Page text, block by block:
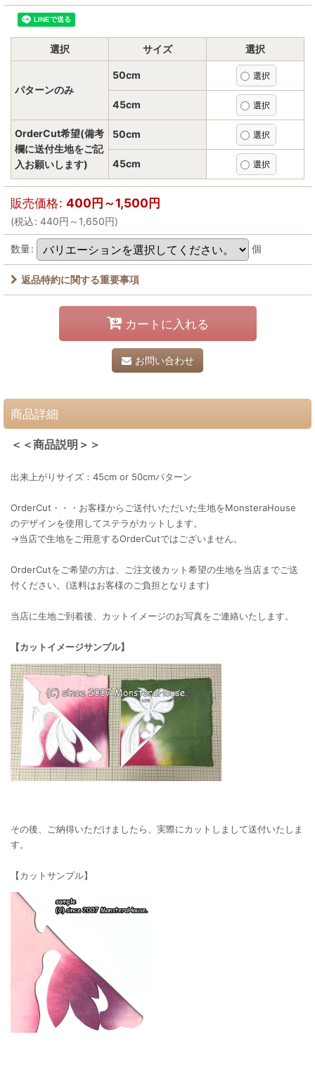
選択 サイズ 選択
パターンのみ
50cm
45cm
OrderCut希望(備考
欄に送付生地をご記
入お願いします)
50cm
45cm
販売価格: 400円～1,500円
(税込: 440円 ～1,650円)
数量: 個
返品特約に関する重要事項
カートに入れる
お問い合わせ
商品詳細
＜＜商品説明＞＞
出来上がりサイズ：45cm or 50cmパターン
OrderCut・・・お客様からご送付いただいた生地をMonsteraHouse
のデザインを使用してステラがカットします。
→当店で生地をご用意するOrderCutではございません。
OrderCutをご希望の方は、ご注文後カット希望の生地を当店までご送
付ください。(送料はお客様のご負担となります)
当店に生地ご到着後、カットイメージのお写真をご連絡いたします。
【カットイメージサンプル】
その後、ご納得いただけましたら、実際にカットしまして送付いたしま
す。
【カットサンプル】